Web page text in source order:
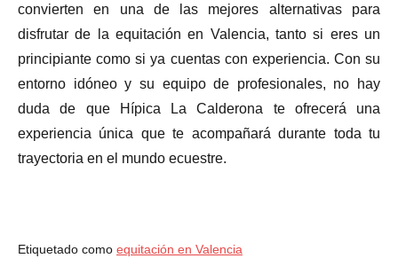
convierten en una de las mejores alternativas para
disfrutar de la equitación en Valencia, tanto si eres un
principiante como si ya cuentas con experiencia. Con su
entorno idóneo y su equipo de profesionales, no hay
duda de que Hípica La Calderona te ofrecerá una
experiencia única que te acompañará durante toda tu
trayectoria en el mundo ecuestre.
Etiquetado como equitación en Valencia